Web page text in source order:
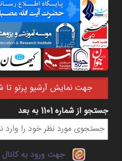
جهت نمايش آرشيو پرتو تا شماره 1100 اينجا را
فرم جستجو
جستجو از شماره 1101 به بعد
جهت ورود به کانال